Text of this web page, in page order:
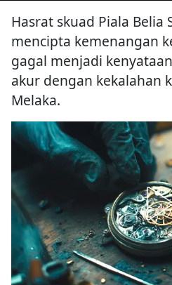
Hasrat skuad Piala Belia
mencipta kemenangan
gagal menjadi
akur dengan kekalahan
Melaka.